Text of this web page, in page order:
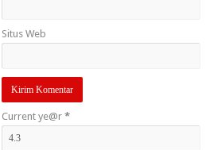
Situs Web
Current ye@r *